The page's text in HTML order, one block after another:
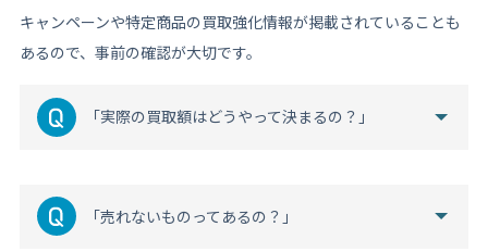
キャンペーンや特定商品の買取強化情報が掲載されていることも
あるので、事前の確認が大切です。
「実際の買取額はどうやって決まるの？」
「売れないものってあるの？」